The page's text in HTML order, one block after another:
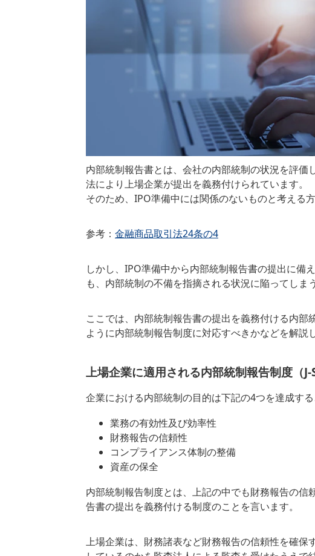
内部統制報告書とは、会社の内部統制の状況を評
法により上場企業が提出を義務付けられています。
そのため、IPO準備中には関係のないものと考える
参考： 金融商品取引法24条の4
しかし、IPO準備中から内部統制報告書の提出に備
も、内部統制の不備を指摘される状況に陥ってしま
ここでは、内部統制報告書の提出を義務付ける内
ように内部統制報告制度に対応すべきかなどを解説
上場企業に適用される内部統制報告制度（J-
企業における内部統制の目的は下記の4つを達成する
業務の有効性及び効率性
財務報告の信頼性
コンプライアンス体制の整備
資産の保全
内部統制報告制度とは、上記の中でも財務報告の
告書の提出を義務付ける制度のことを言います。
上場企業は、財務諸表など財務報告の信頼性を確